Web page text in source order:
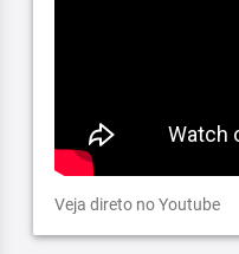
Veja direto no Youtube